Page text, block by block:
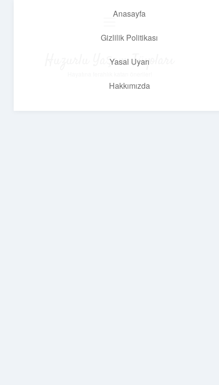
Anasayfa
Gizlilik Politikası
Yasal Uyarı
Hakkımızda
Huzurlu Yaşam Tüyoları